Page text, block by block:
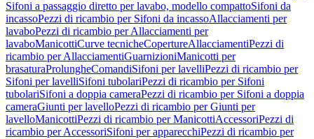
Sifoni a passaggio diretto per lavabo, modello compattoSifoni da
incassoPezzi di ricambio per Sifoni da incassoAllacciamenti per
lavaboPezzi di ricambio per Allacciamenti per
lavaboManicottiCurve tecnicheCopertureAllacciamentiPezzi di
ricambio per AllacciamentiGuarnizioniManicotti per
brasaturaProlungheComandiSifoni per lavelliPezzi di ricambio per
Sifoni per lavelliSifoni tubolariPezzi di ricambio per Sifoni
tubolariSifoni a doppia cameraPezzi di ricambio per Sifoni a doppia
cameraGiunti per lavelloPezzi di ricambio per Giunti per
lavelloManicottiPezzi di ricambio per ManicottiAccessoriPezzi di
ricambio per AccessoriSifoni per apparecchiPezzi di ricambio per